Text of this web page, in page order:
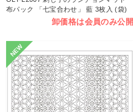
布パック 「七宝合わせ」 藍 3枚入 (袋)
卸価格は会員のみ公開
NEW